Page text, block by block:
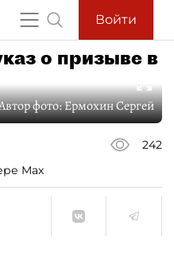
Войти
о призыве в
фото:Ермохин Сергей
242
Max